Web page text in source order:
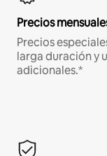
Precios
Precios
larga duración y
adicionales.*